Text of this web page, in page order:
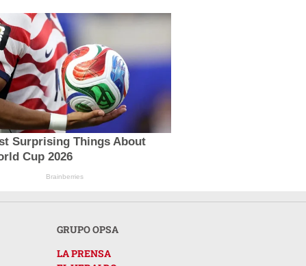
Surprising Things About
Cup 2026
Brainberries
GRUPO OPSA
LA PRENSA